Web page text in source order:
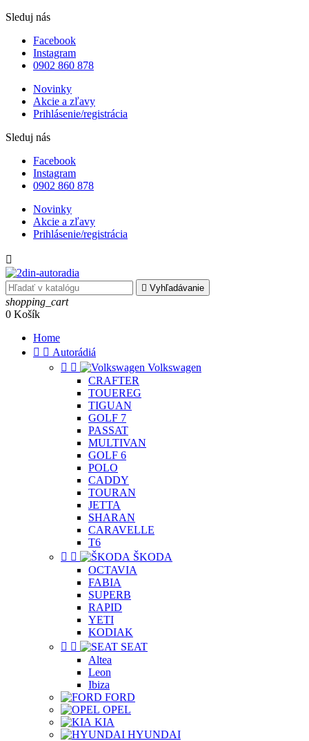
Sleduj nás
Facebook
Instagram
0902 860 878
Novinky
Akcie a zľavy
Prihlásenie/registrácia
Sleduj nás
Facebook
Instagram
0902 860 878
Novinky
Akcie a zľavy
Prihlásenie/registrácia

 Vyhľadávanie
shopping_cart
0 Košík
Home
  Autorádiá
 
Volkswagen
CRAFTER
TOUEREG
TIGUAN
GOLF 7
PASSAT
MULTIVAN
GOLF 6
POLO
CADDY
TOURAN
JETTA
SHARAN
CARAVELLE
T6
 
ŠKODA
OCTAVIA
FABIA
SUPERB
RAPID
YETI
KODIAK
 
SEAT
Altea
Leon
Ibiza
FORD
OPEL
KIA
HYUNDAI